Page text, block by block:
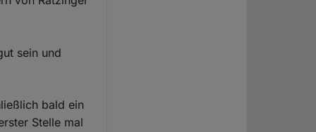
sein und
bald ein
Stelle mal